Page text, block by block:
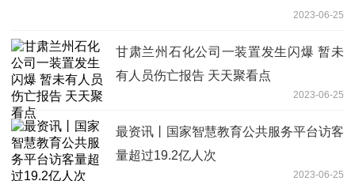
2023-06-25
甘肃兰州石化公司一装置发生闪爆 暂未
有人员伤亡报告 天天聚看点
2023-06-25
最资讯丨国家智慧教育公共服务平台访客
量超过19.2亿人次
2023-06-25